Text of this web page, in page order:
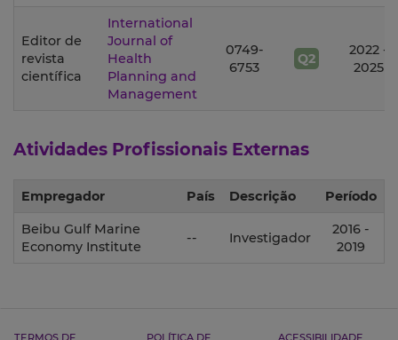
Editor de
revista
científica
International
Journal of
Health
Planning and
Management
0749-
6753
Q2
2022 -
2025
Atividades Profissionais Externas
Empregador País Descrição Período
Beibu Gulf Marine
Economy Institute
-- Investigador
2016 -
2019